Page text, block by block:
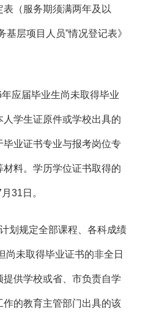
（服务期须满两年及以
基层项目人员”情况登记表》
年应届毕业生尚未取得毕业
学生证原件或学校出具的
毕业证书专业与报考岗位专
材料。学历学位证书取得的
31日。
划规定全部课程、各科成绩
尚未取得毕业证书的非全日
供学校或省、市负责自学
作的教育主管部门出具的该